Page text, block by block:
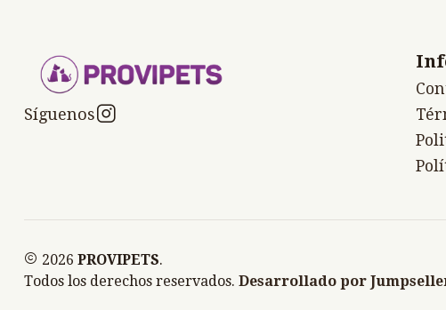
Síguenos
2026 PROVIPETS.
Todos los derechos reservados. Desarrollado por